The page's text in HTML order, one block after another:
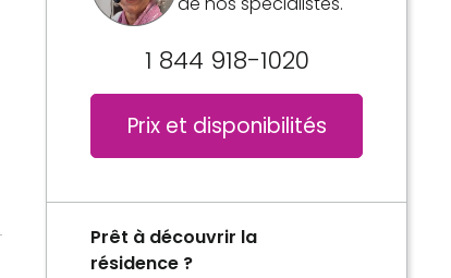
1 844 918-1020
Prix et disponibilités
Prêt à découvrir la
résidence ?